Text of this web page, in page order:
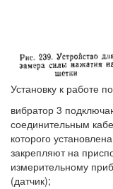
Установку к работе
вибратор 3
соединительным
которого
закрепляют на
измерительному
(датчик);